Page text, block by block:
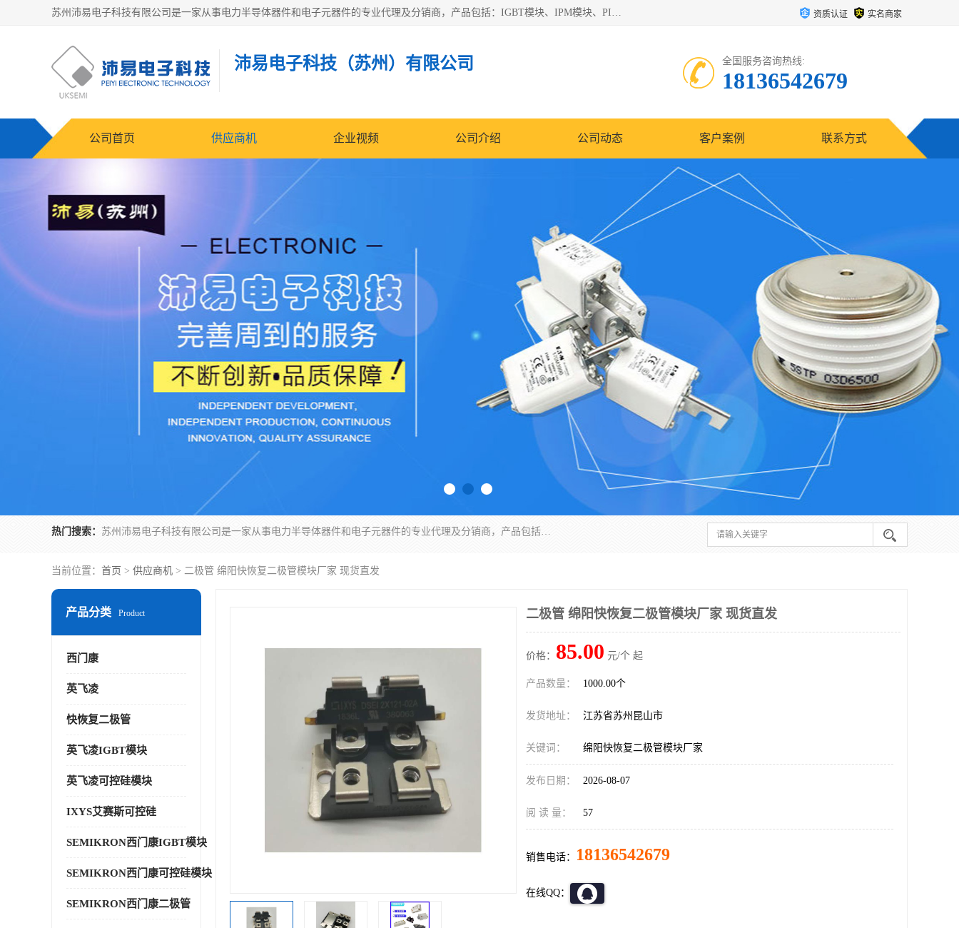
苏州沛易电子科技有限公司是一家从事电力半导体器件和电子元器件的专业代理及分销商，产品包括：IGBT模块、IPM模块、PIM模块、二极管、三极管、可控硅、整流桥、IGBT单管、IGBT电路驱动板、GTR达林顿模块、快恢复二极管、肖特基二极管、熔断器、IC集成电路、快速熔断器等。 资质认证 实名商家
沛易电子科技（苏州）有限公司 全国服务咨询热线:
18136542679
公司首页 供应商机 企业视频 公司介绍 公司动态 客户案例 联系方式
热门搜索： 苏州沛易电子科技有限公司是一家从事电力半导体器件和电子元器件的专业代理及分销商，产品包括：IGBT模块、IPM模块、PIM模块、二极管、三极管、可控硅、整流桥、IGBT单管、IGBT电路驱动板、GTR达林顿模块、快恢复二极管、肖特基二极管、熔断器、IC集成电路、快速熔断器等。
当前位置： 首页 > 供应商机 > 二极管 绵阳快恢复二极管模块厂家 现货直发
产品分类 Product
西门康
英飞凌
快恢复二极管
英飞凌IGBT模块
英飞凌可控硅模块
IXYS艾赛斯可控硅
SEMIKRON西门康IGBT模块
SEMIKRON西门康可控硅模块
SEMIKRON西门康二极管
二极管 绵阳快恢复二极管模块厂家 现货直发
价格： 85.00 元/个 起
产品数量： 1000.00个
发货地址： 江苏省苏州昆山市
关键词： 绵阳快恢复二极管模块厂家
发布日期： 2026-08-07
阅 读 量： 57
销售电话： 18136542679
在线QQ：